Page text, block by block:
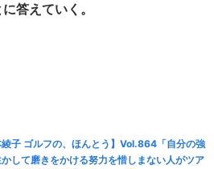
答えていく。
綾子 ゴルフの、ほんとう】Vol.864「自分の強
して磨きをかける努力を惜しまない人がツア